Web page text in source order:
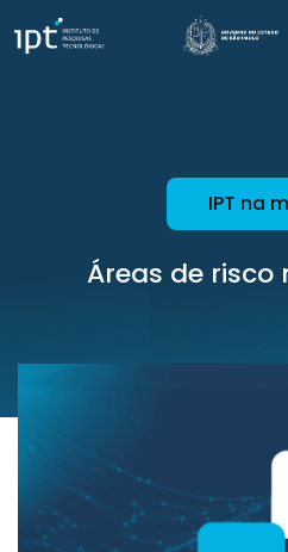
IPT na
Áreas de risco